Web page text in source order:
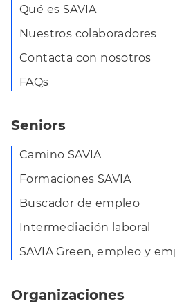
Qué es SAVIA
Nuestros colaboradores
Contacta con nosotros
FAQs
Seniors
Camino SAVIA
Formaciones SAVIA
Buscador de empleo
Intermediación laboral
SAVIA Green, empleo y
Organizaciones